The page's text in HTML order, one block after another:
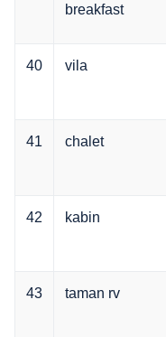
breakfast
40 vila
41 chalet
42 kabin
43 taman rv